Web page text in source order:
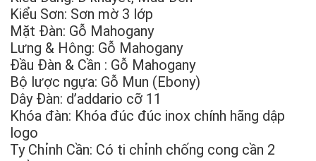
Kiểu Sơn: Sơn mờ 3 lớp
Mặt Đàn: Gỗ Mahogany
Lưng & Hông: Gỗ Mahogany
Đầu Đàn & Cần : Gỗ Mahogany
Bộ lược ngựa: Gỗ Mun (Ebony)
Dây Đàn: d’addario cỡ 11
Khóa đàn: Khóa đúc đúc inox chính hãng dập
logo
Ty Chỉnh Cần: Có ti chỉnh chống cong cần 2